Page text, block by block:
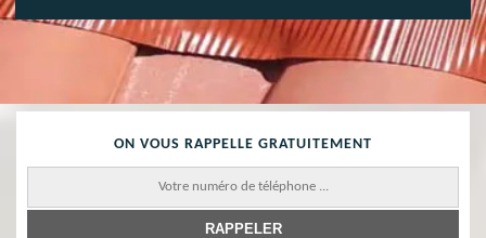
ON VOUS RAPPELLE GRATUITEMENT